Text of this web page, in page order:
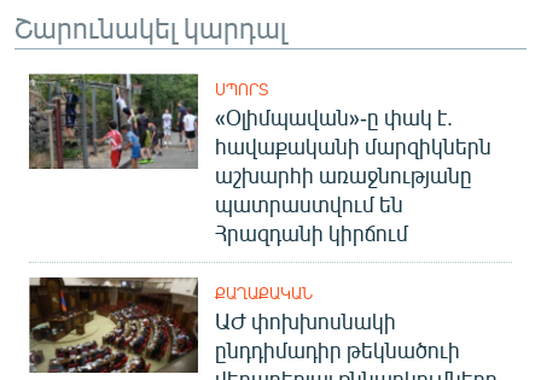
Շարունակել կարդալ
ՍՊՈՐՏ
«Օլիմպավան»-ը փակ է.
հավաքականի մարզիկներն
աշխարհի առաջնությանը
պատրաստվում են
Հրազդանի կիրճում
ՔԱՂԱՔԱԿԱՆ
ԱԺ փոխխոսնակի
ընդդիմադիր թեկնածուի